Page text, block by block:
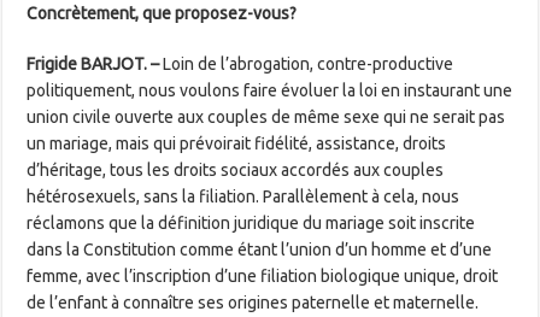
Concrètement, que proposez-vous?
Frigide BARJOT. –Loin de l’abrogation, contre-productive
politiquement, nous voulons faire évoluer la loi en instaurant une
union civile ouverte aux couples de même sexe qui ne serait pas
un mariage, mais qui prévoirait fidélité, assistance, droits
d’héritage, tous les droits sociaux accordés aux couples
hétérosexuels, sans la filiation. Parallèlement à cela, nous
réclamons que la définition juridique du mariage soit inscrite
dans la Constitution comme étant l’union d’un homme et d’une
femme, avec l’inscription d’une filiation biologique unique, droit
de l’enfant à connaître ses origines paternelle et maternelle.